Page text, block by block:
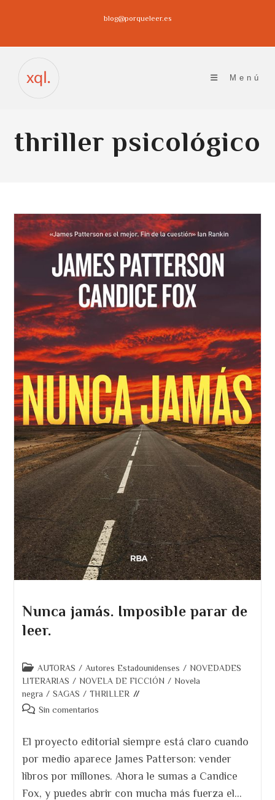
blog@porqueleer.es
Menú
thriller psicológico
Nunca jamás. Imposible parar de
leer.
Categoría
de
la
entrada:
AUTORAS / Autores Estadounidenses / NOVEDADES
LITERARIAS / NOVELA DE FICCIÓN / Novela
negra / SAGAS / THRILLER
Comentarios
entrada:
Sin comentarios
El proyecto editorial siempre está claro cuando
por medio aparece James Patterson: vender
libros por millones. Ahora le sumas a Candice
Fox, y puedes abrir con mucha más fuerza el…